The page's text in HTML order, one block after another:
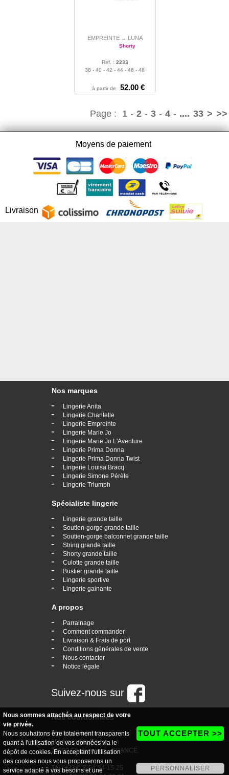
EMPREINTE → LUNA
Shorty
Ref. : 2233
38 - 40 - 42 - 44 - 46 - 48
à partir de 52.00 €
Page : 1 - 2 - 3 - 4 - .... 33 > >>
Moyens de paiement
Livraison
Nos marques
- Lingerie Anita
- Lingerie Chantelle
- Lingerie Empreinte
- Lingerie Marie Jo
- Lingerie Marie Jo L'Aventure
- Lingerie Prima Donna
- Lingerie Prima Donna Twist
- Lingerie Louisa Bracq
- Lingerie Simone Pérèle
- Lingerie Triumph
Spécialiste lingerie
- Lingerie grande taille
- Soutien-gorge grande taille
- Soutien-gorge balconnet grande taille
- String grande taille
- Shorty grande taille
- Culotte grande taille
- Bustier grande taille
- Lingerie sportive
- Lingerie gainante
A propos
- Parrainage
- Comment commander
- Livraison & Frais de port
- Conditions générales de vente
- Nous contacter
- Notice légale
Suivez-nous sur
Nos coordonnées
boutique Vogaine
35, rue Ledru Rollin
36000 Chateauroux - FRANCE
Tél : +33(0)2-54-34-15-25
Nous sommes attachés au respect de votre
vie privée.
Nous souhaitons être totalement transparents
quant à l'utilisation de vos données via le
dépôt de cookies. En acceptant l'utilisation
des cookies nous vous proposerons un
service adapté à vos besoins et une
TOUT ACCEPTER >>
PERSONNALISER